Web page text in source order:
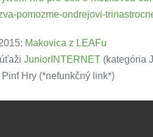
pomozme-ondrejovi-
Makovica z LEAFu
JuniorINTERNET (kategória
Hry (*nefunkčný link*)